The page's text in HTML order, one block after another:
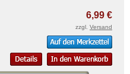
6,99 €
zzgl. Versand